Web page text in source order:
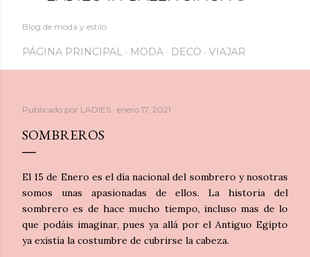
Blog de moda y estilo
PÁGINA PRINCIPAL MODA DECO VIAJAR
Publicado por LADIES enero 17, 2021
SOMBREROS
El 15 de Enero es el día nacional del sombrero y nosotras
somos unas apasionadas de ellos. La historia del
sombrero es de hace mucho tiempo, incluso mas de lo
que podáis imaginar, pues ya allá por el Antiguo Egipto
ya existía la costumbre de cubrirse la cabeza.